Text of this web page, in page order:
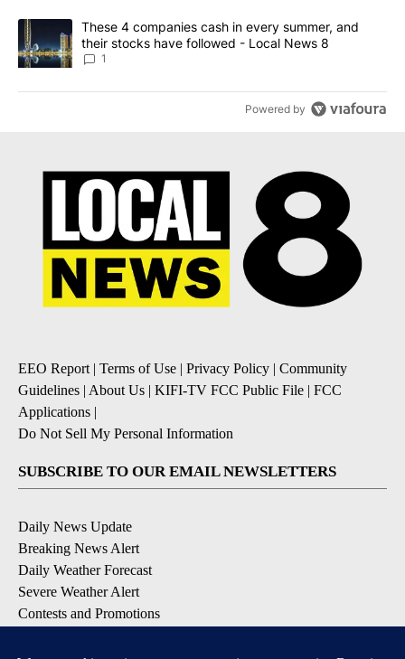
A trending article titled "These 4 companies cash in every
These 4 companies cash in every summer, and
their stocks have followed - Local News 8
1
Powered by
EEO Report| Terms of Use | Privacy Policy | Community
Guidelines | About Us | KIFI-TV FCC Public File | FCC
Applications |
Do Not Sell My Personal Information
SUBSCRIBE TO OUR EMAIL NEWSLETTERS
Daily News Update
Breaking News Alert
Daily Weather Forecast
Severe Weather Alert
Contests and Promotions